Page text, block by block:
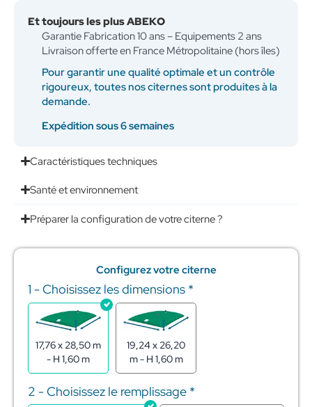
Et toujours les plus ABEKO
Garantie Fabrication 10 ans – Equipements 2 ans
Livraison offerte en France Métropolitaine (hors îles)
Pour garantir une qualité optimale et un contrôle
rigoureux, toutes nos citernes sont produites à la
demande.
Expédition sous 6 semaines
Caractéristiques techniques
Santé et environnement
Préparer la configuration de votre citerne ?
Configurez votre citerne
1 - Choisissez les dimensions *
17,76 x 28,50 m
- H 1,60 m
19,24 x 26,20
m - H 1,60 m
2 - Choisissez le remplissage *
quantité
de
Citerne
souple
pour
stockage
de
l'eau
700m3